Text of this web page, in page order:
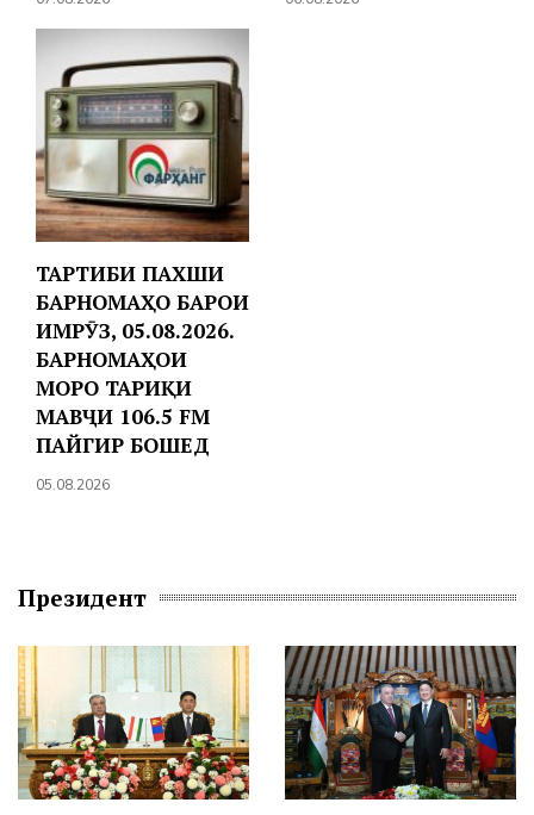
ТАРТИБИ ПАХШИ
БАРНОМАҲО БАРОИ
ИМРӮЗ, 05.08.2026.
БАРНОМАҲОИ
МОРО ТАРИҚИ
МАВҶИ 106.5 FM
ПАЙГИР БОШЕД
05.08.2026
Президент